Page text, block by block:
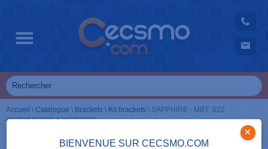
BIENVENUE SUR CECSMO.COM
×
Accueil \ Catalogue \ Brackets \ Kit brackets \ SAPPHIRE - MBT .022
crochet canine + prémolaire